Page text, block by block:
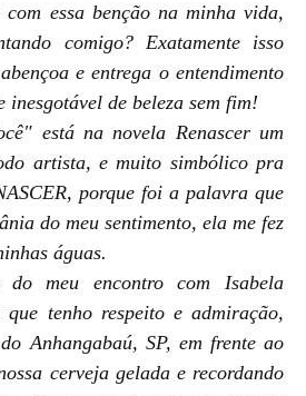
essa benção na minha vida,
comigo? Exatamente isso
e entrega o entendimento
inesgotável de beleza sem fim!
está na novela Renascerum
artista, e muito simbólico pra
porque foi a palavra que
do meu sentimento, ela me fez
águas.
do meu encontro com Isabela
que tenho respeito e admiração,
Anhangabaú, SP, em frente ao
cerveja gelada e recordando